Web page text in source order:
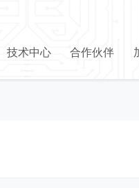
技术中心 合作伙伴